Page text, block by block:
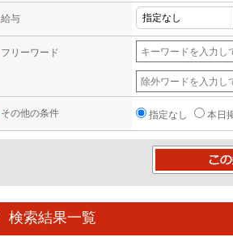
給与
フリーワード
その他の条件 指定なし 本日
検索結果一覧